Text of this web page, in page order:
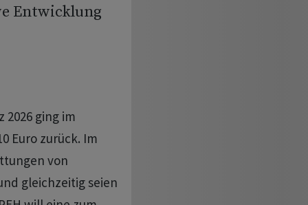
Entwicklung
2026 ging im
Euro zurück. Im
von
gleichzeitig seien